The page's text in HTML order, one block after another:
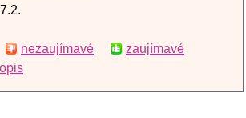
nezaujímavé
zaujímavé